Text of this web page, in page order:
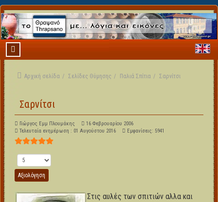
Αρχική σελίδα Σελίδες Θύμησης Παλιά Σπίτια Σαρνίτσι
Σαρνίτσι
Γιώργος Εμμ Πλουμάκης
16 Φεβρουαρίου 2006
Τελευταία ενημέρωση : 01 Αυγούστου 2016
Εμφανίσεις: 5941
Αξιολόγηση Χρήστη:
Παρακαλώ αξιολογήστε
Στις αυλές των σπιτιών αλλα και